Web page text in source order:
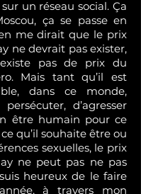
un réseau social. Ça
ça se passe en
me dirait que le prix
ne devrait pas exister,
pas de prix du
Mais tant qu’il est
dans ce monde,
d’agresser
être humain pour ce
qu’il souhaite être ou
sexuelles, le prix
ne peut pas ne pas
heureux de le faire
à travers mon